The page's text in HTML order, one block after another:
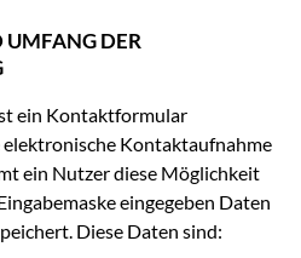
UMFANG DER
ein Kontaktformular
Kontaktaufnahme
ein Nutzer diese Möglichkeit
eingegeben Daten
Diese Daten sind: